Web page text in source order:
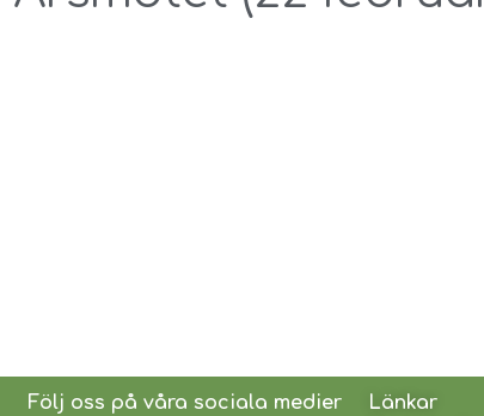
Följ oss på våra sociala medier
Länkar